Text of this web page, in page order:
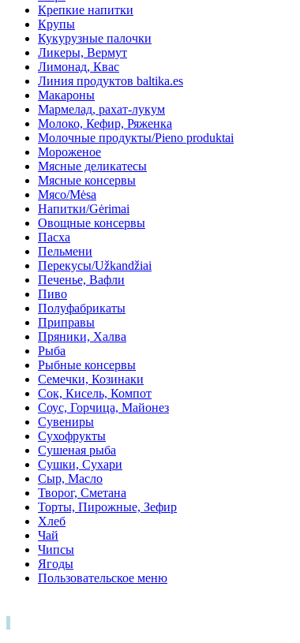
Крепкие напитки
Крупы
Кукурузные палочки
Ликеры, Вермут
Лимонад, Квас
Линия продуктов baltika.es
Макароны
Мармелад, рахат-лукум
Молоко, Кефир, Ряженка
Молочные продукты/Pieno produktai
Мороженое
Мясные деликатесы
Мясные консервы
Мясо/Mėsa
Напитки/Gėrimai
Овощные консервы
Пасха
Пельмени
Перекусы/Užkandžiai
Печенье, Вафли
Пиво
Полуфабрикаты
Приправы
Пряники, Халва
Рыба
Рыбные консервы
Семечки, Козинаки
Сок, Кисель, Компот
Соус, Горчица, Майонез
Сувениры
Сухофрукты
Сушеная рыба
Сушки, Сухари
Сыр, Масло
Творог, Сметана
Торты, Пирожные, Зефир
Хлеб
Чай
Чипсы
Ягоды
Пользовательское меню